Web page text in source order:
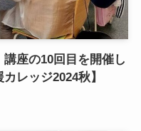
講座の10回目を開催し
レッジ2024秋】